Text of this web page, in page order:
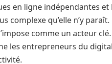
en ligne indépendantes
complexe qu’elle n’y paraît.
comme un acteur
les entrepreneurs du